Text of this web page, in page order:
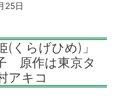
25日
(くらげひめ)」
原作は東京タ
アキコ